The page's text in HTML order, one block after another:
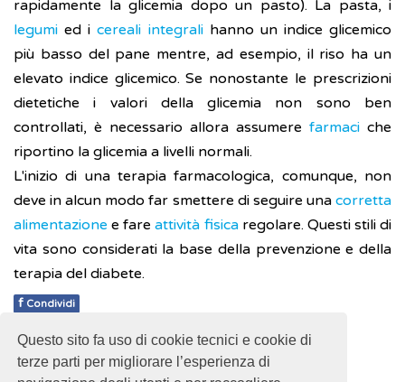
Questo sito fa uso di cookie tecnici e cookie di
terze parti per migliorare l’esperienza di
rapidamente la glicemia dopo un pasto). La pasta, i
legumi ed icereali integralihanno un indice glicemico
più basso del pane mentre, ad esempio, il riso ha un
elevato indice glicemico. Se nonostante le prescrizioni
dietetiche i valori della glicemia non sono ben
controllati, è necessario allora assumere farmaci che
riportino la glicemia a livelli normali.
L'inizio di una terapia farmacologica, comunque, non
deve in alcun modo far smettere di seguire una corretta
alimentazione e fareattività fisicaregolare. Questi stili di
vita sono considerati la base della prevenzione e della
terapia del diabete.
f Condividi
Pubblicato: 28 Febbraio 2018